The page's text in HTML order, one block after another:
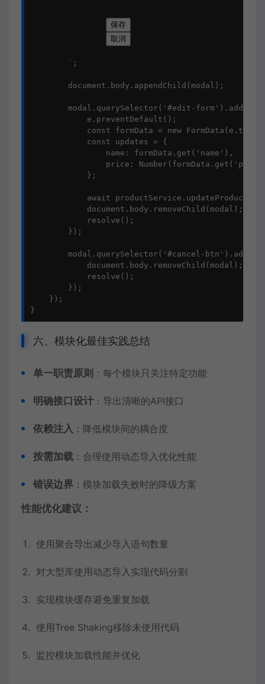
保存
取消
        `;
        document.body.appendChild(modal);
modal.querySelector('#edit-
            e.preventDefault();
const formData = new
            const updates = {
                name: formData.get('name'),
price:
            };
await
            document.body.removeChild(modal);
            resolve();
        });
modal.querySelector('#cancel-
            document.body.removeChild(modal);
            resolve();
        });
    });
}
六、模块化最佳实践总结
单一职责原则 ：每个模块只关注特定功能
明确接口设计 ：导出清晰的API接口
依赖注入 ：降低模块间的耦合度
按需加载 ：合理使用动态导入优化性能
错误边界 ：模块加载失败时的降级方案
性能优化建议：
使用聚合导出减少导入语句数量
对大型库使用动态导入实现代码分割
实现模块缓存避免重复加载
使用Tree Shaking移除未使用代码
监控模块加载性能并优化